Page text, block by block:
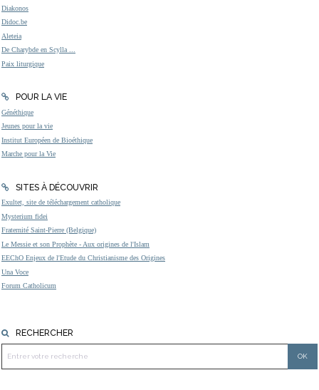
Diakonos
Didoc.be
Aleteia
De Charybde en Scylla ...
Paix liturgique
POUR LA VIE
Généthique
Jeunes pour la vie
Institut Européen de Bioéthique
Marche pour la Vie
SITES À DÉCOUVRIR
Exultet, site de téléchargement catholique
Mysterium fidei
Fraternité Saint-Pierre (Belgique)
Le Messie et son Prophète - Aux origines de l'Islam
EEChO Enjeux de l'Etude du Christianisme des Origines
Una Voce
Forum Catholicum
RECHERCHER